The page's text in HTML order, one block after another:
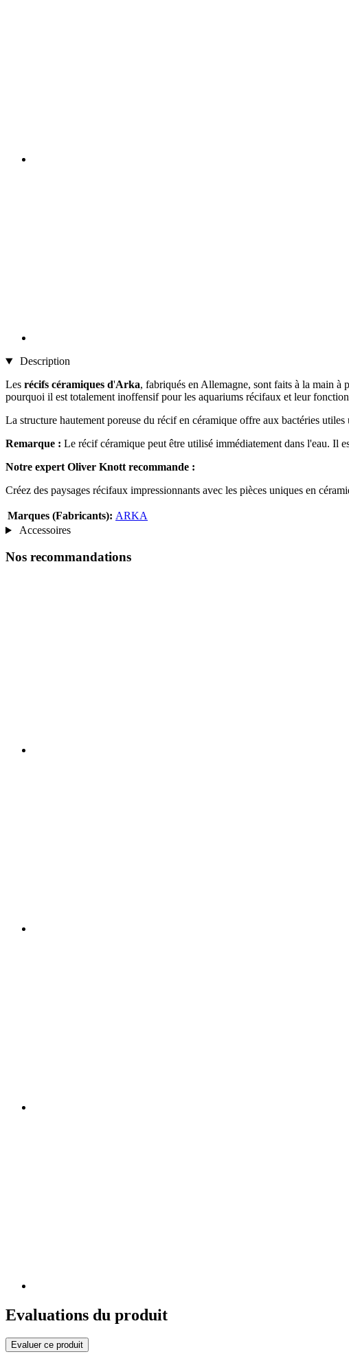
Description
Les récifs céramiques d'Arka, fabriqués en Allemagne, sont faits à la main
pourquoi il est totalement inoffensif pour les aquariums récifaux et leur
La structure hautement poreuse du récif en céramique offre aux bactéries
Remarque : Le récif céramique peut être utilisé immédiatement dans l'eau. Il
Notre expert Oliver Knott recommande :
Créez des paysages récifaux impressionnants avec les pièces uniques en
Marques (Fabricants): ARKA
Accessoires
Nos recommandations
Evaluations du produit
Evaluer ce produit